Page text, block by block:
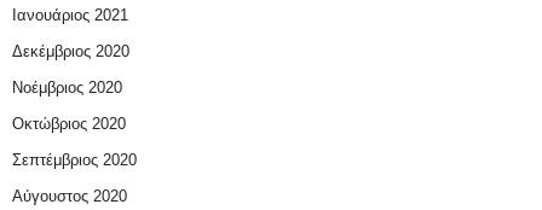
Ιανουάριος 2021
Δεκέμβριος 2020
Νοέμβριος 2020
Οκτώβριος 2020
Σεπτέμβριος 2020
Αύγουστος 2020